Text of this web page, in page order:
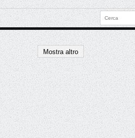
Mostra altro